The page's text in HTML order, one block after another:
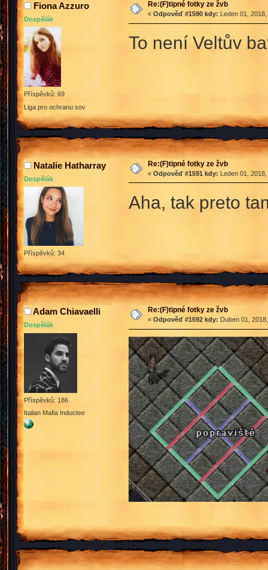
Fiona Azzuro
Dospělák
Příspěvků: 69
Liga pro ochranu sov
Re:(F)tipné fotky ze žvb
« Odpověď #1590 kdy: Leden 01,
To není Veltův
Natalie Hatharray
Dospělák
Příspěvků: 34
Re:(F)tipné fotky ze žvb
« Odpověď #1591 kdy: Leden 01,
Aha, tak preto
Adam Chiavaelli
Dospělák
Příspěvků: 186
Italian Mafia Inductee
Re:(F)tipné fotky ze žvb
« Odpověď #1592 kdy: Duben 01,